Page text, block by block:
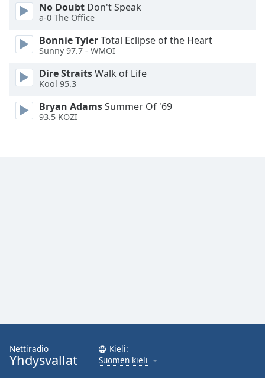
Done
Close
Dialog
End
dialog
window.
No Doubt Don't Speak
a-0 The Office
Bonnie TylerTotal Eclipse of the Heart
Sunny 97.7 - WMOI
Dire StraitsWalk of Life
Kool 95.3
Bryan AdamsSummer Of '69
93.5 KOZI
Nettiradio
Yhdysvallat
Kieli:
Suomen kieli